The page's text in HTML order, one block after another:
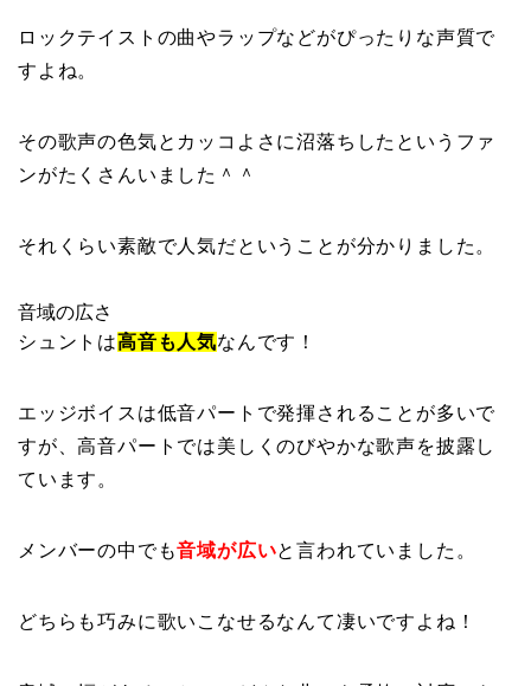
ロックテイストの曲やラップなどがぴったりな声質で
すよね。
その歌声の色気とカッコよさに沼落ちしたというファ
ンがたくさんいました＾＾
それくらい素敵で人気だということが分かりました。
音域の広さ
シュントは高音も人気なんです！
エッジボイスは低音パートで発揮されることが多いで
すが、高音パートでは美しくのびやかな歌声を披露し
ています。
メンバーの中でも音域が広いと言われていました。
どちらも巧みに歌いこなせるなんて凄いですよね！